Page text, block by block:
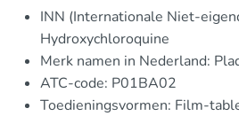
INN (Internationale Niet-
Hydroxychloroquine
Merk namen in Nederland:
ATC-code: P01BA02
Toedieningsvormen: Film-